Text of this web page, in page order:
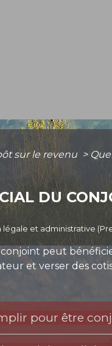
sur le revenu >
DU
et administrative
peut
et verser des
pour être